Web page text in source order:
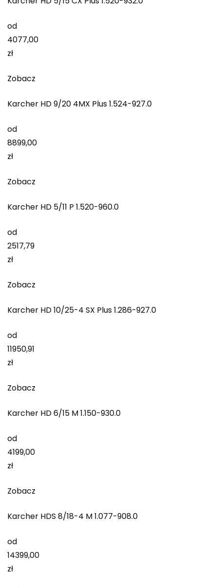
od
4077,00
zł
Zobacz
Karcher HD 9/20 4MX Plus 1.524-927.0
od
8899,00
zł
Zobacz
Karcher HD 5/11 P 1.520-960.0
od
2517,79
zł
Zobacz
Karcher HD 10/25-4 SX Plus 1.286-927.0
od
11950,91
zł
Zobacz
Karcher HD 6/15 M 1.150-930.0
od
4199,00
zł
Zobacz
Karcher HDS 8/18-4 M 1.077-908.0
od
14399,00
zł